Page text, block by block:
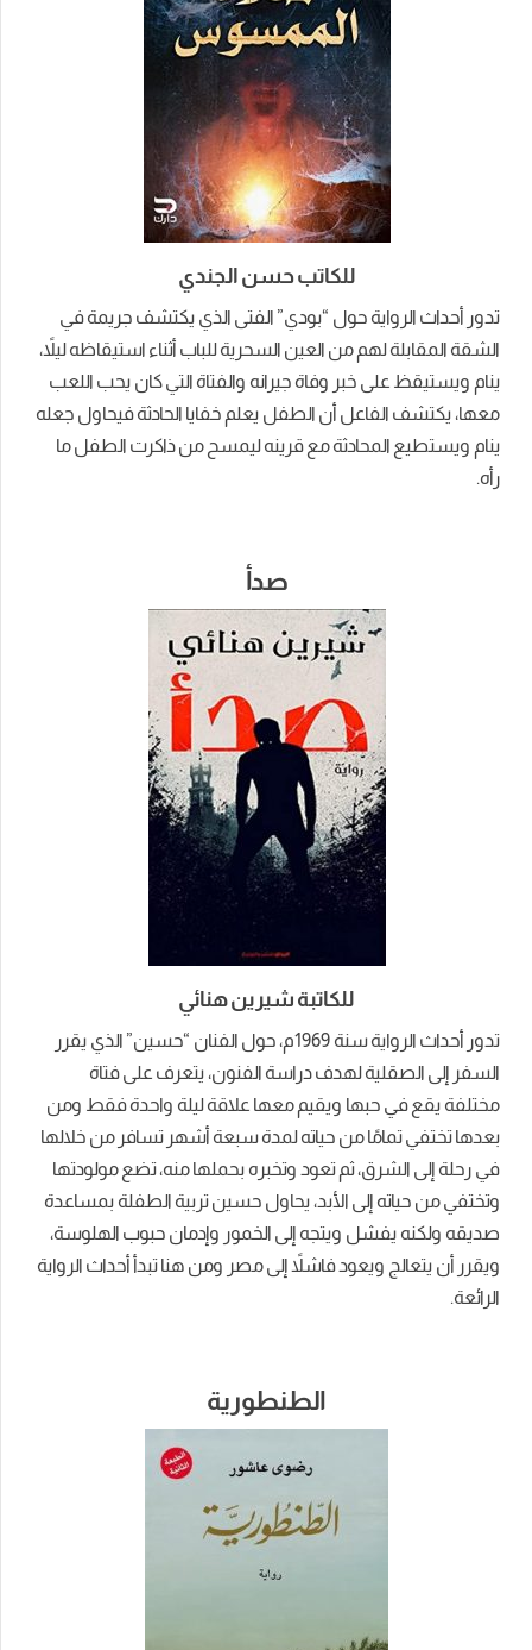
للكاتب حسن الجندي
تدور أحداث الرواية حول “بودي” الفتى الذي يكتشف جريمة في
الشقة المقابلة لهم من العين السحرية للباب أثناء استيقاظه ليلاً،
ينام ويستيقظ على خبر وفاة جيرانه والفتاة التي كان يحب اللعب
معها، يكتشف الفاعل أن الطفل يعلم خفايا الحادثة فيحاول جعله
ينام ويستطيع المحادثة مع قرينه ليمسح من ذاكرت الطفل ما
رأه.
صدأ
للكاتبة شيرين هنائي
تدور أحداث الرواية سنة 1969م، حول الفنان “حسين” الذي يقرر
السفر إلى الصقلية لهدف دراسة الفنون، يتعرف على فتاة
مختلفة يقع في حبها ويقيم معها علاقة ليلة واحدة فقط ومن
بعدها تختفي تمامًا من حياته لمدة سبعة أشهر تسافر من خلالها
في رحلة إلى الشرق، ثم تعود وتخبره بحملها منه، تضع مولودتها
وتختفي من حياته إلى الأبد، يحاول حسين تربية الطفلة بمساعدة
صديقه ولكنه يفشل ويتجه إلى الخمور وإدمان حبوب الهلوسة،
ويقرر أن يتعالج ويعود فاشلاً إلى مصر ومن هنا تبدأ أحداث الرواية
الرائعة.
الطنطورية